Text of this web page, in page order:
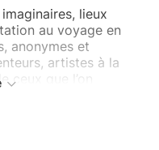
lieux
au voyage en
anonymes et
artistes à la
ceux que l’on